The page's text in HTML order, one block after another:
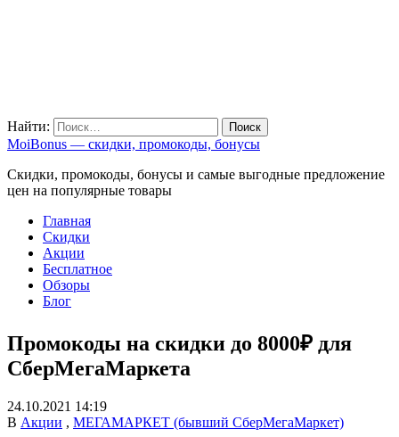
Найти:
MoiBonus — скидки, промокоды, бонусы
Скидки, промокоды, бонусы и самые выгодные предложение
цен на популярные товары
Главная
Скидки
Акции
Бесплатное
Обзоры
Блог
Промокоды на скидки до 8000₽ для
СберМегаМаркета
24.10.2021 14:19
В Акции , МЕГАМАРКЕТ (бывший СберМегаМаркет)